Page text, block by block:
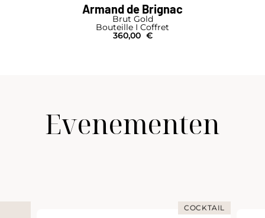
Armand de Brignac
Brut Gold
Bouteille I Coffret
360,00 €
Evenementen
COCKTAIL